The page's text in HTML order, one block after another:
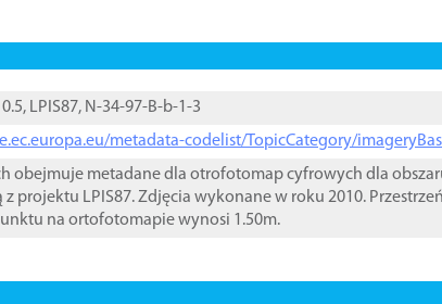
LPIS87, N-34-97-B-b-1-3
metadata-codelist/TopicCategory/
obejmuje metadane dla otrofotomap cyfrowych dla
z projektu LPIS87. Zdjęcia wykonane w roku 2010.
na ortofotomapie wynosi 1.50m.